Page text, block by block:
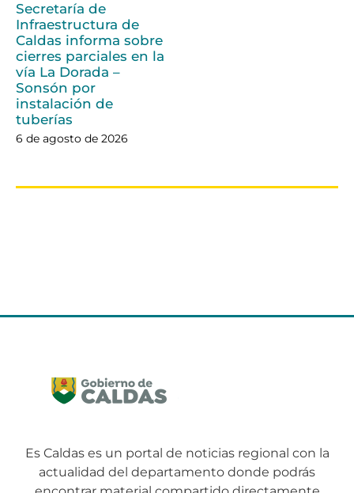
Secretaría de
Infraestructura de
Caldas informa sobre
cierres parciales en la
vía La Dorada –
Sonsón por
instalación de
tuberías
6 de agosto de 2026
Es Caldas es un portal de noticias regional con la
actualidad del departamento donde podrás